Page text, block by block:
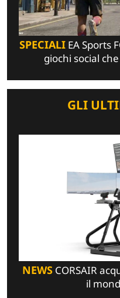
SPECIALIEA Sports
giochi social
GLI
NEWSCORSAIR
il